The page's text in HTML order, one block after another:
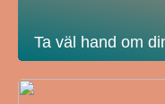
Ta väl hand om